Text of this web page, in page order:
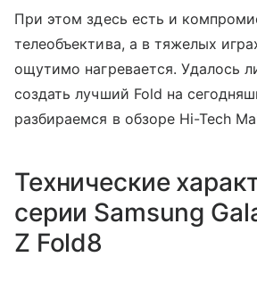
При этом здесь есть и
телеобъектива, а в тяжелых
ощутимо нагревается. Удалось
создать лучший Fold на
разбираемся в обзоре Hi-Tech
Технические
серии Samsung
Z Fold8